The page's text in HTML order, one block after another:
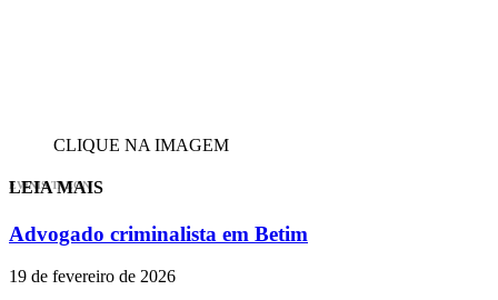
CLIQUE NA IMAGEM
EVINIS TALON
LEIA MAIS
Advogado criminalista em Betim
19 de fevereiro de 2026